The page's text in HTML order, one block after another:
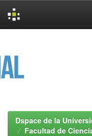
Dspace de la
Facultad de